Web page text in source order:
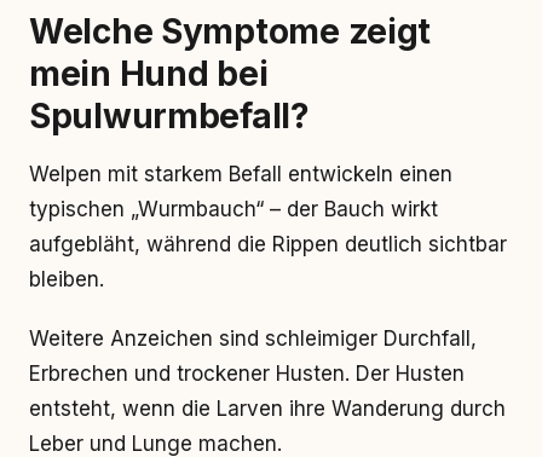
Welche Symptome zeigt
mein Hund bei
Spulwurmbefall?
Welpen mit starkem Befall entwickeln einen
typischen „Wurmbauch“ – der Bauch wirkt
aufgebläht, während die Rippen deutlich sichtbar
bleiben.
Weitere Anzeichen sind schleimiger Durchfall,
Erbrechen und trockener Husten. Der Husten
entsteht, wenn die Larven ihre Wanderung durch
Leber und Lunge machen.